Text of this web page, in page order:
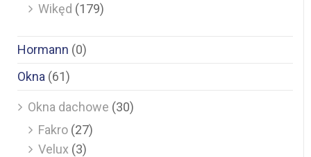
Wikęd (179)
Hormann (0)
Okna (61)
Okna dachowe (30)
Fakro (27)
Velux (3)